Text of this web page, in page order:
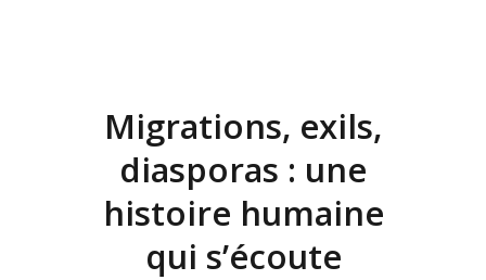
Migrations, exils,
diasporas : une
histoire humaine
qui s’écoute